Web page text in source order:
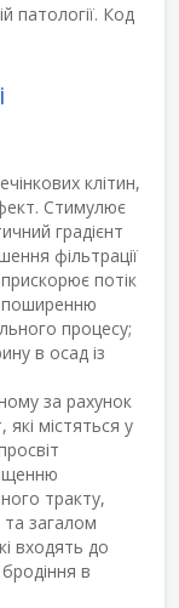
патології. Код
клітин,
Стимулює
градієнт
фільтрації
потік
процесу;
в осад із
за рахунок
містяться у
тракту,
загалом
входять до
в